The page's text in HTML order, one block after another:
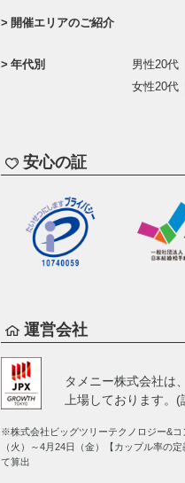
開催エリアのご紹介
年代別 男性20代
女性20代
安心の証
運営会社
タメニー株式会社は、
上場しております。
※株式会社ビッグツリーテクノロジー&
（火）～4月24日（金）【カップル率の
て算出